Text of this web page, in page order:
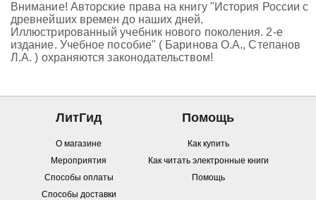
Внимание! Авторские права на книгу "История России с
древнейших времен до наших дней.
Иллюстрированный учебник нового поколения. 2-е
издание. Учебное пособие" ( Баринова О.А., Степанов
Л.А. ) охраняются законодательством!
ЛитГид
О магазине
Мероприятия
Способы оплаты
Способы доставки
Помощь
Как купить
Как читать электронные книги
Помощь